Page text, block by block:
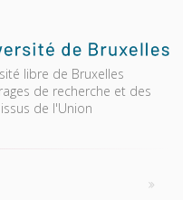
libre de Bruxelles
de recherche et des
de l'Union